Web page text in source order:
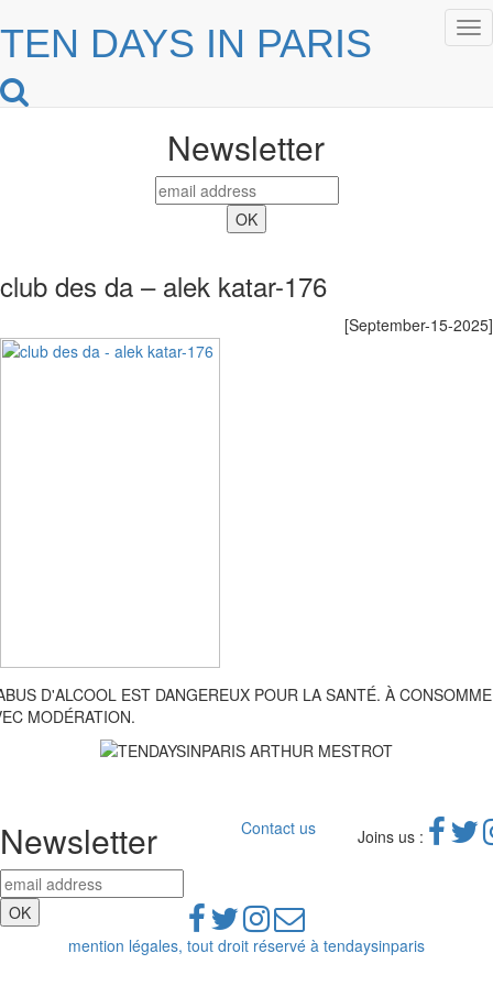
TEN DAYS IN PARIS
Newsletter
club des da – alek katar-176
[September-15-2025]
D'ALCOOL EST DANGEREUX POUR LA SANTÉ. À
MODÉRATION.
Newsletter Contact us Joins us :
mention légales, tout droit réservé à tendaysinparis